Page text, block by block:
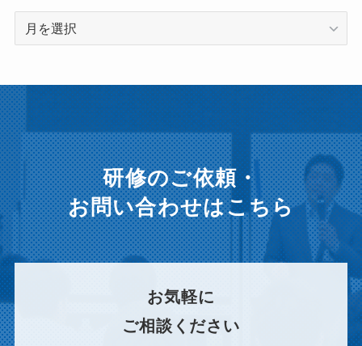
ー
イ
ブ
研修のご依頼・
お問い合わせはこちら
お気軽に
ご相談ください